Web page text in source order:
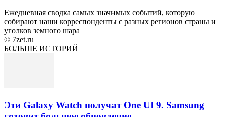
Ежедневная сводка самых значимых событий, которую
собирают наши корреспонденты с разных регионов страны и
уголков земного шара
© 7zet.ru
БОЛЬШЕ ИСТОРИЙ
Эти Galaxy Watch получат One UI 9. Samsung